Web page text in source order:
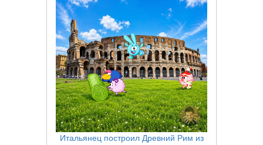
Итальянец построил Древний Рим из